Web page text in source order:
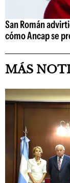
San Román
cómo Ancap se
MÁS